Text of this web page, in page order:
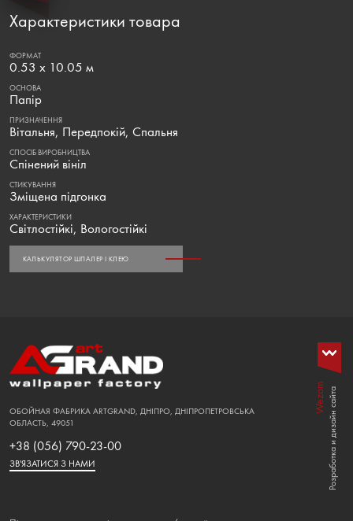
Характеристики товара
ФОРМАТ
0.53 х 10.05 м
ОСНОВА
Папір
ПРИЗНАЧЕННЯ
Вітальня, Передпокій, Спальня
СПОСІБ ВИРОБНИЦТВА
Спінений вініл
СТИКУВАННЯ
Зміщена підгонка
ХАРАКТЕРИСТИКИ
Світлостійкі, Вологостійкі
КАЛЬКУЛЯТОР ШПАЛЕР І КЛЕЮ
ОБОЙНАЯ ФАБРИКА ARTGRAND, ДНІПРО, ДНІПРОПЕТРОВСЬКА
ОБЛАСТЬ, 49051
+38 (056) 790-23-00
ЗВ'ЯЗАТИСЯ З НАМИ
WezomРозработка и дизайн сайта